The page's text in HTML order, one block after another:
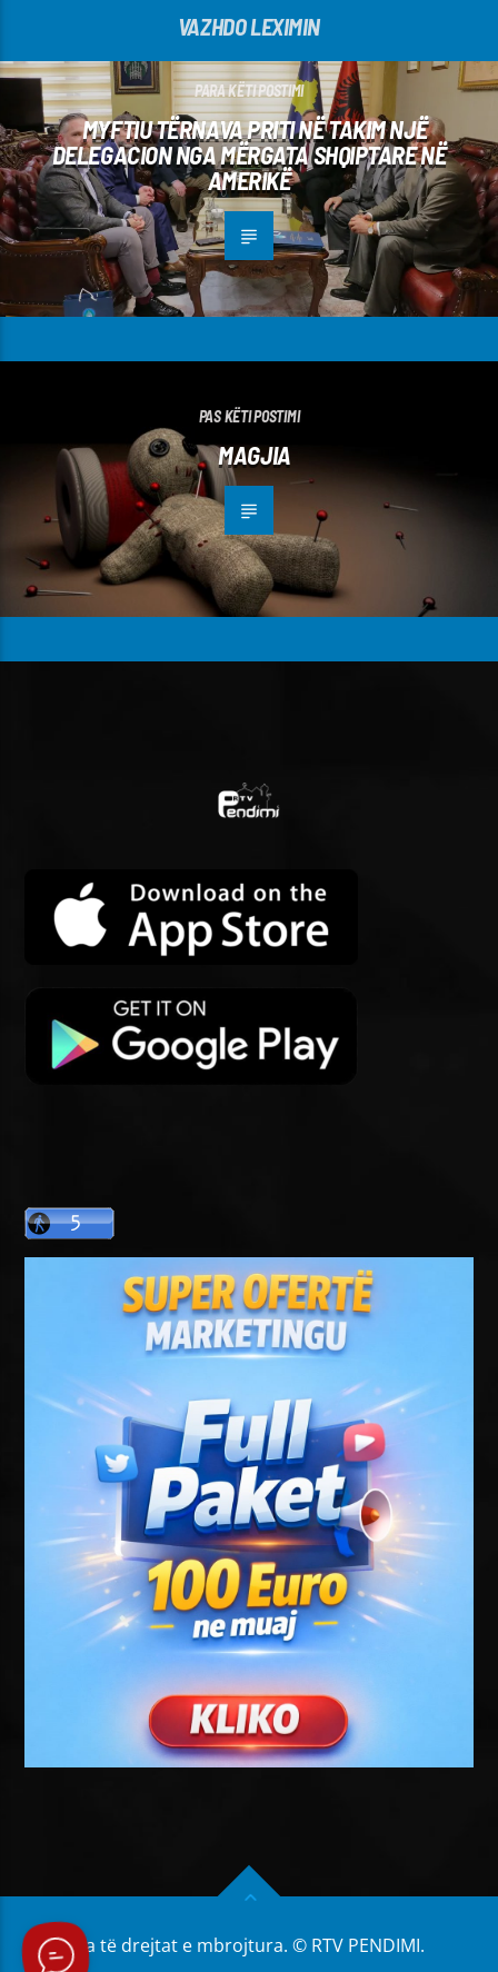
VAZHDO LEXIMIN
PARA KËTI POSTIMI
MYFTIU TËRNAVA PRITI NË TAKIM NJË
DELEGACION NGA MËRGATA SHQIPTARE NË
AMERIKË
PAS KËTI POSTIMI
MAGJIA
Të gjitha të drejtat e mbrojtura. © RTV PENDIMI.